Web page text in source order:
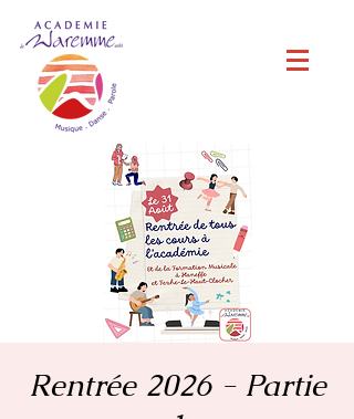
Rentrée 2026 - Partie